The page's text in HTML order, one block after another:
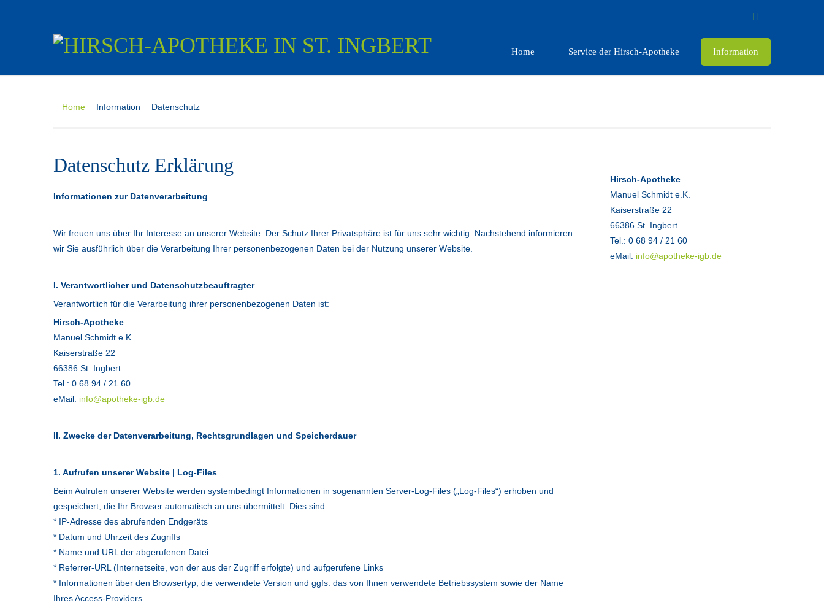
Home Service der Hirsch-Apotheke Information
Home Information Datenschutz
Datenschutz Erklärung
Informationen zur Datenverarbeitung
Wir freuen uns über Ihr Interesse an unserer Website. Der Schutz Ihrer Privatsphäre ist für uns sehr wichtig. Nachstehend informieren
wir Sie ausführlich über die Verarbeitung Ihrer personenbezogenen Daten bei der Nutzung unserer Website.
I. Verantwortlicher und Datenschutzbeauftragter
Verantwortlich für die Verarbeitung ihrer personenbezogenen Daten ist:
Hirsch-Apotheke
Manuel Schmidt e.K.
Kaiserstraße 22
66386 St. Ingbert
Tel.: 0 68 94 / 21 60
eMail: info@apotheke-igb.de
II. Zwecke der Datenverarbeitung, Rechtsgrundlagen und Speicherdauer
1. Aufrufen unserer Website | Log-Files
Beim Aufrufen unserer Website werden systembedingt Informationen in sogenannten Server-Log-Files („Log-Files“) erhoben und
gespeichert, die Ihr Browser automatisch an uns übermittelt. Dies sind:
* IP-Adresse des abrufenden Endgeräts
* Datum und Uhrzeit des Zugriffs
* Name und URL der abgerufenen Datei
* Referrer-URL (Internetseite, von der aus der Zugriff erfolgte) und aufgerufene Links
* Informationen über den Browsertyp, die verwendete Version und ggfs. das von Ihnen verwendete Betriebssystem sowie der Name
Ihres Access-Providers.
Hirsch-Apotheke
Manuel Schmidt e.K.
Kaiserstraße 22
66386 St. Ingbert
Tel.: 0 68 94 / 21 60
eMail: info@apotheke-igb.de